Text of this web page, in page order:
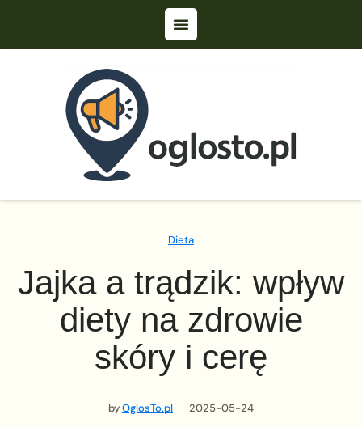
Dieta
Jajka a trądzik: wpływ
diety na zdrowie
skóry i cerę
byOglosTo.pl 2025-05-24